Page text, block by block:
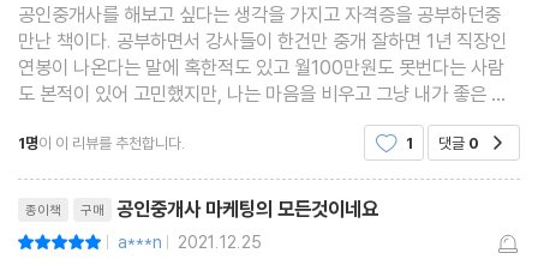
5장. 실무에 유용한 각종 판례들
공인중개사의 확인·설명 및 조사·확인 관련 판례
처분권자의 확인에 대한 중개업자의 의무 관련 판례
가등기 및 가처분 후 임차인의 대항력 유무
공인중개사를 해보고 싶다는 생각을 가지고 자격증을 공부하던중
만난 책이다. 공부하면서 강사들이 한건만 중개 잘하면 1년 직장인
연봉이 나온다는 말에 혹한적도 있고 월100만원도 못번다는 사람
도 본적이 있어 고민했지만, 나는 마음을 비우고 그냥 내가 좋은 물
건을 살 수 있는 안목을 키우자라는 목표를 가지고 공부에 임하고 있
다. 누가 어떤말을 하든 휘둘릴 필요 없다고
1명이 이 리뷰를 추천합니다. 1 댓글 0
종이책 구매 공인중개사 마케팅의 모든것이네요
| a***n | 2021.12.25